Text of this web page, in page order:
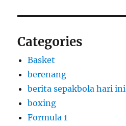
Categories
Basket
berenang
berita sepakbola hari ini
boxing
Formula 1